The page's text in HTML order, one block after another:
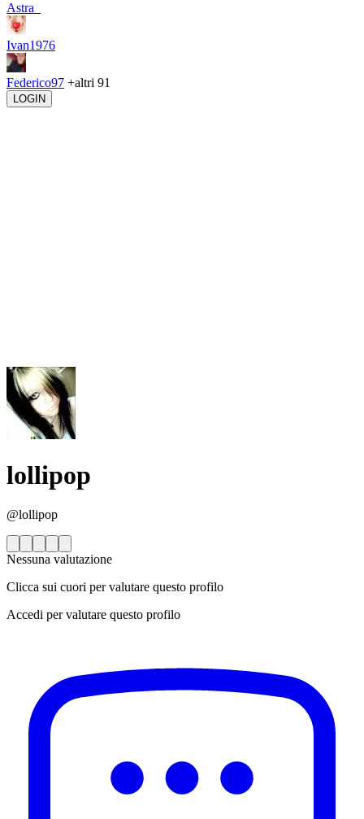
Astra_
Ivan1976
Federico97 +altri 91
LOGIN
lollipop
@lollipop
Nessuna valutazione
Clicca sui cuori per valutare questo profilo
Accedi per valutare questo profilo